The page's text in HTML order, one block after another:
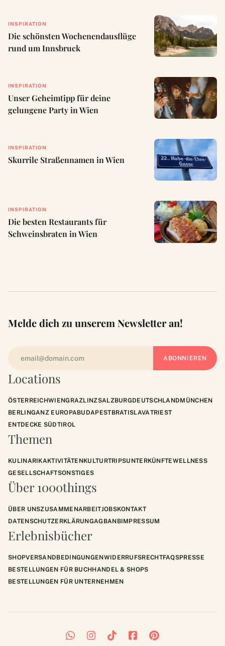
INSPIRATION
Die schönsten Wochenendausflüge
rund um Innsbruck
INSPIRATION
Unser Geheimtipp für deine
gelungene Party in Wien
INSPIRATION
Skurrile Straßennamen in Wien
INSPIRATION
Die besten Restaurants für
Schweinsbraten in Wien
Locations
ÖSTERREICHWIENGRAZLINZSALZBURGDEUTSCHLANDMÜNCHEN
BERLINGANZ EUROPABUDAPESTBRATISLAVATRIEST
ENTDECKE SÜDTIROL
Themen
KULINARIKAKTIVITÄTENKULTURTRIPSUNTERKÜNFTEWELLNESS
GESELLSCHAFTSONSTIGES
Über 1000things
ÜBER UNSZUSAMMENARBEITJOBSKONTAKT
DATENSCHUTZERKLÄRUNGAGBANBIMPRESSUM
Erlebnisbücher
SHOPVERSANDBEDINGUNGENWIDERRUFSRECHTFAQSPRESSE
BESTELLUNGEN FÜR BUCHHANDEL & SHOPS
BESTELLUNGEN FÜR UNTERNEHMEN
Melde dich zu unserem Newsletter an!